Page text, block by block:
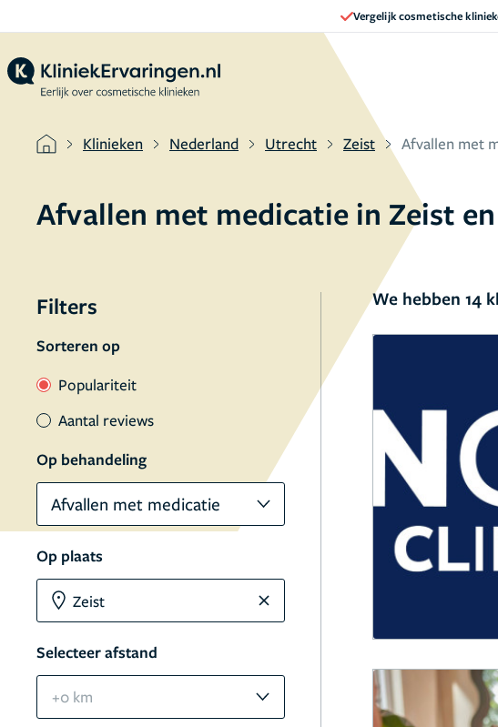
Vergelijk cosmetische
Klinieken Nederland Utrecht Zeist Afvallen met
Afvallen met medicatie in Zeist
Filters
Sorteren op
Populariteit
Aantal reviews
Op behandeling
Afvallen met medicatie
Op plaats
Selecteer afstand
+0 km
We hebben 14